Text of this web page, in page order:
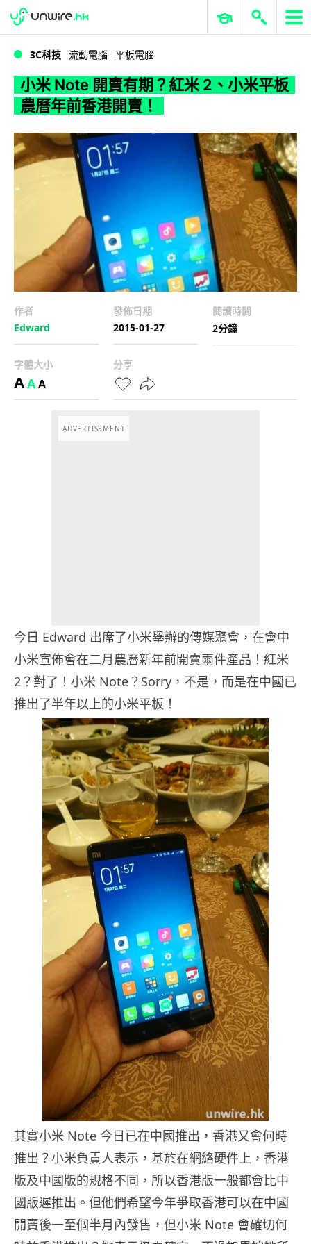
WWDC 2026 ERP 與商業 AI
3C科技 流動電腦 平板電腦
小米 Note 開賣有期？紅米 2、小米平板
農曆年前香港開賣！
作者
Edward
發佈日期
2015-01-27
閱讀時間
2分鐘
字體大小
AAA
分享
ADVERTISEMENT
今日 Edward 出席了小米舉辦的傳媒聚會，在會中
小米宣佈會在二月農曆新年前開賣兩件產品！紅米
2？對了！小米 Note？Sorry，不是，而是在中國已
推出了半年以上的小米平板！
其實小米 Note 今日已在中國推出，香港又會何時
推出？小米負責人表示，基於在網絡硬件上，香港
版及中國版的規格不同，所以香港版一般都會比中
國版遲推出。但他們希望今年爭取香港可以在中國
開賣後一至個半月內發售，但小米 Note 會確切何